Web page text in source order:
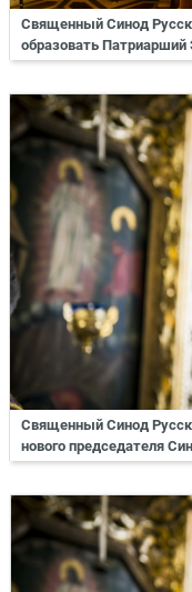
Священный Синод
образовать
Священный Синод
нового председателя